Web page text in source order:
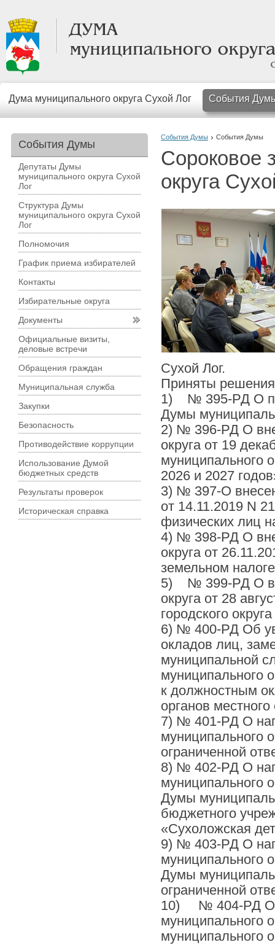
Дума муниципального округа Сухой Лог События
События Думы События Думы
Сороковое
округа
Сухой Лог.
Приняты
1) № 395-РД О
Думы
2) № 396-РД О
округа от 19
муниципального
2026 и 2027
3) № 397-О
от 14.11.2019 N
физических лиц
4) № 398-РД О
округа от
земельном
5) № 399-РД О
округа от 28
городского
6) № 400-РД Об
окладов лиц,
муниципальной
муниципального
к должностным
органов
7) № 401-РД О
муниципального
ограниченной
8) № 402-РД О
муниципального
Думы
бюджетного
«Сухоложская
9) № 403-РД О
муниципального
Думы
ограниченной
10) № 404-РД О
муниципального
муниципального
События Думы
Депутаты Думы
муниципального округа Сухой
Лог
Структура Думы
муниципального округа Сухой
Лог
Полномочия
График приема избирателей
Контакты
Избирательные округа
Документы
Официальные визиты,
деловые встречи
Обращения граждан
Муниципальная служба
Закупки
Безопасность
Противодействие коррупции
Использование Думой
бюджетных средств
Результаты проверок
Историческая справка